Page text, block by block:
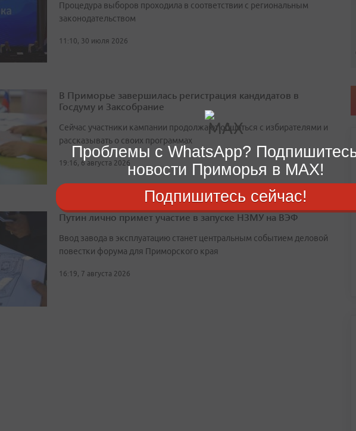
Процедура выборов проходила в соответствии с региональным
законодательством
11:10, 30 июля 2026
В Приморье завершилась регистрация кандидатов в
Госдуму и Заксобрание
Сейчас участники кампании продолжают общаться с избирателями и
рассказывать о своих программах
19:16, 6 августа 2026
Путин лично примет участие в запуске НЗМУ на ВЭФ
Ввод завода в эксплуатацию станет центральным событием деловой
повестки форума для Приморского края
16:19, 7 августа 2026
Проблемы с WhatsApp?
новости Приморья в MAX!
Подпишитесь сейчас!